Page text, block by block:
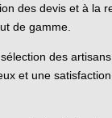
des devis et à la
de gamme.
des
et une